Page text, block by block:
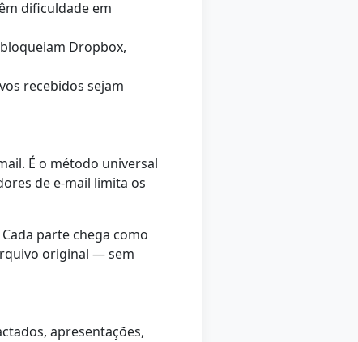
dificuldade em
Dropbox,
recebidos sejam
É o método universal
de e-mail limita os
parte chega como
original — sem
apresentações,